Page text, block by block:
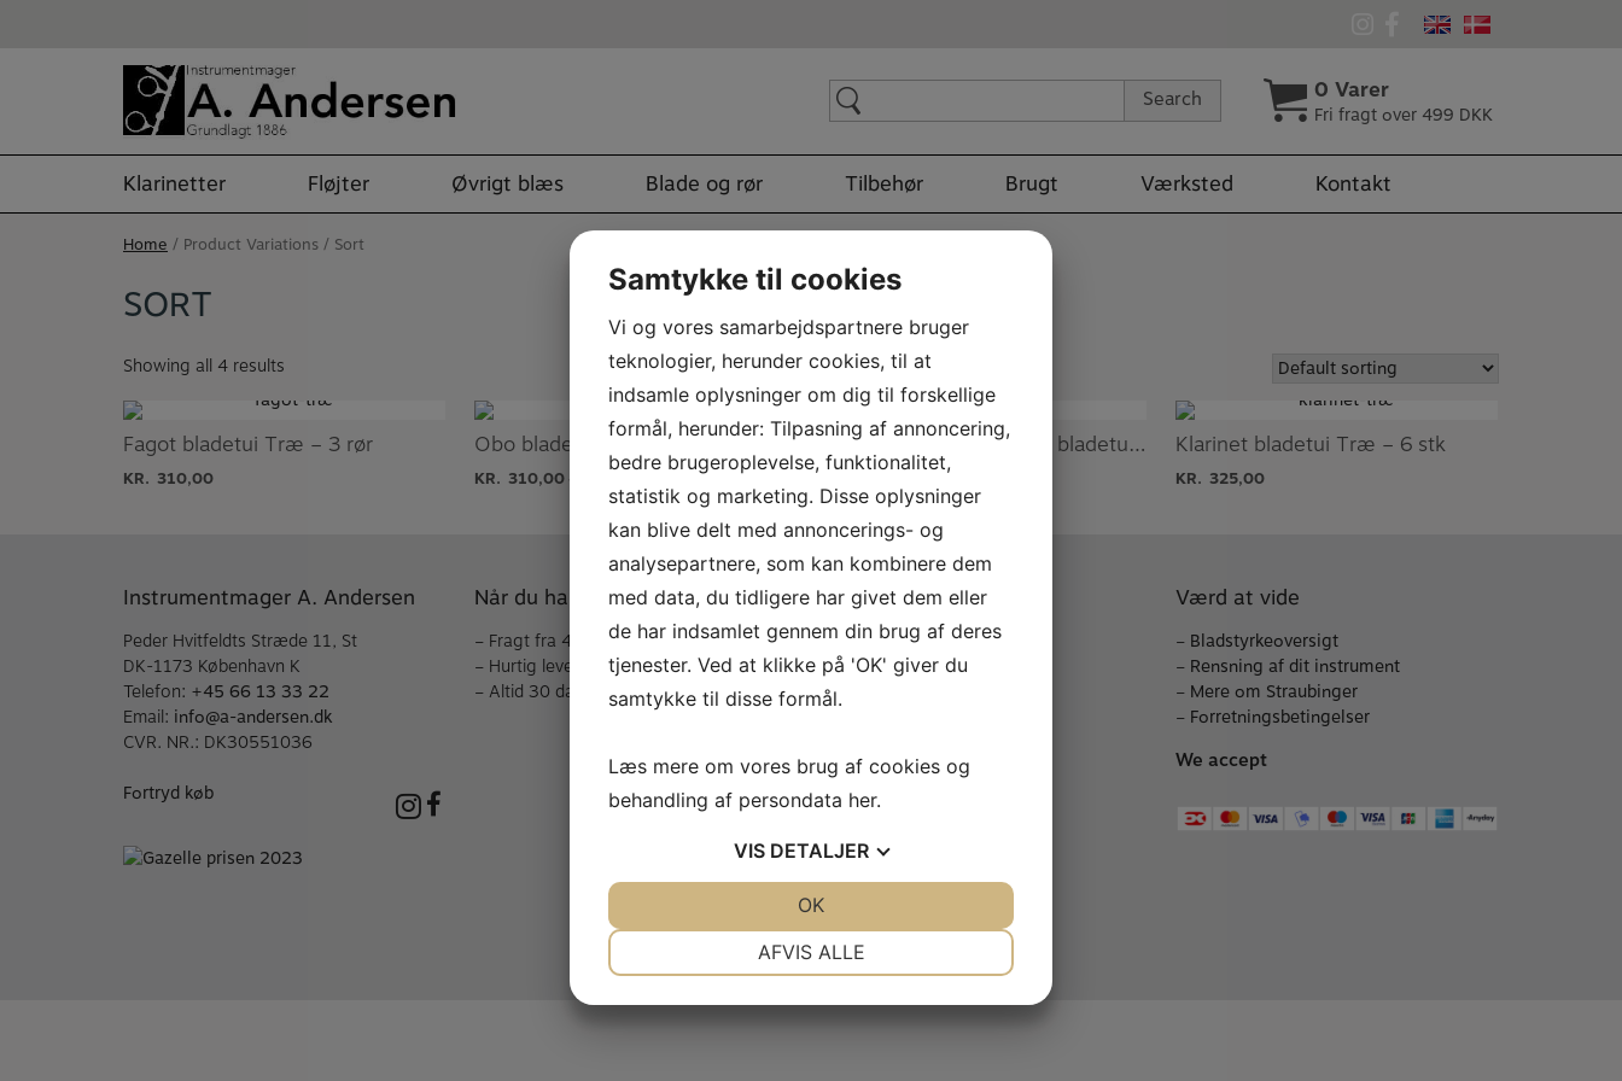
Search
for:
Search 0 Varer
Fri fragt over 499 DKK
Klarinetter Fløjter Øvrigt blæs Blade og rør Tilbehør Brugt Værksted Kontakt
Home / Product Variations / Sort
SORT
Showing all 4 results
Fagot bladetui Træ – 3 rør
KR. 310,00
Obo bladetui Træ 3 eller 6 rør
KR. 310,00– 350,00
Bas klarinet & Tenor sax bladetui Træ
350,00
Klarinet bladetui Træ – 6 stk
KR. 325,00
Instrumentmager A. Andersen
Peder Hvitfeldts Stræde 11, St
DK-1173 København K
Telefon: +45 66 13 33 22
Email: info@a-andersen.dk
CVR. NR.: DK30551036
Fortryd køb
Når du handler med A. Andersen
– Fragt fra 40,- kr & gratis over 499 kr
– Hurtig levering (1-5 hverdage)
– Altid 30 dages fortrydelsesret
Mere om A. Andersen
Om A. Andersen
Historie
Værksted
Offentlig transport
Oversigt
Værd at vide
– Bladstyrkeoversigt
– Rensning af dit instrument
– Mere om Straubinger
– Forretningsbetingelser
We accept
Designet afStandout
Samtykke til cookies
Vi og vores samarbejdspartnere bruger
teknologier, herunder cookies, til at
indsamle oplysninger om dig til forskellige
formål, herunder: Tilpasning af annoncering,
bedre brugeroplevelse, funktionalitet,
statistik og marketing. Disse oplysninger
kan blive delt med annoncerings- og
analysepartnere, som kan kombinere dem
med data, du tidligere har givet dem eller
de har indsamlet gennem din brug af deres
tjenester. Ved at klikke på 'OK' giver du
samtykke til disse formål.
Læs mere om vores brug af cookies og
behandling af persondata her.
VIS DETALJER
AFVIS ALLE
OK